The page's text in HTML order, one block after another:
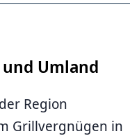
Umland
Region
Grillvergnügen in